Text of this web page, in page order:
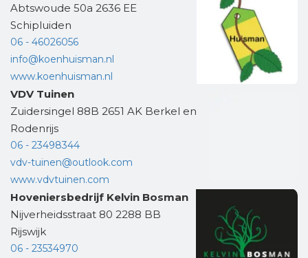
Abtswoude 50a 2636 EE
Schipluiden
06 - 46026056
info@koenhuisman.nl
www.koenhuisman.nl
VDV Tuinen
Zuidersingel 88B 2651 AK Berkel en
Rodenrijs
06 - 23498344
vdv-tuinen@outlook.com
www.vdvtuinen.com
Hoveniersbedrijf Kelvin Bosman
Nijverheidsstraat 80 2288 BB
Rijswijk
06 - 23534970